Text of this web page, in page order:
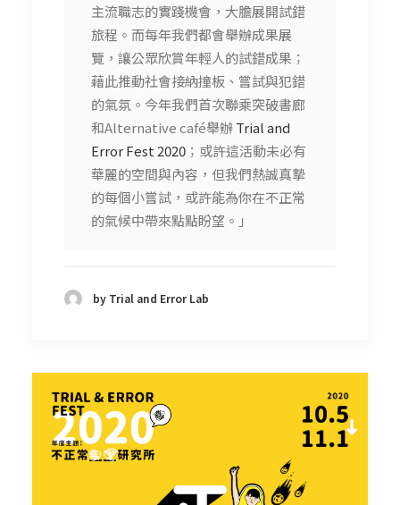
主流職志的實踐機會，大膽展開試錯
旅程。而每年我們都會舉辦成果展
覽，讓公眾欣賞年輕人的試錯成果；
藉此推動社會接納撞板、嘗試與犯錯
的氣氛。今年我們首次聯乘突破書廊
和Alternative café舉辦Trial and
Error Fest 2020 ；或許這活動未必有
華麗的空間與內容，但我們熱誠真摯
的每個小嘗試，或許能為你在不正常
的氣候中帶來點點盼望。」
by Trial and Error Lab